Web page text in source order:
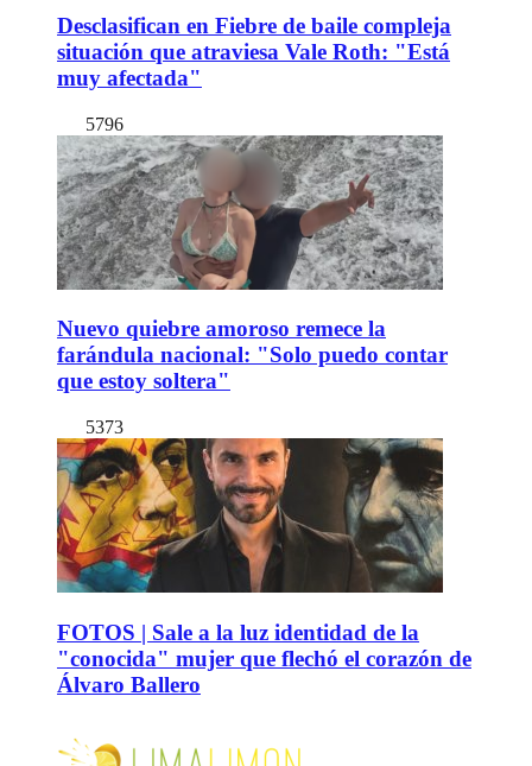
Desclasifican en Fiebre de baile compleja
situación que atraviesa Vale Roth: "Está
muy afectada"
5796
Nuevo quiebre amoroso remece la
farándula nacional: "Solo puedo contar
que estoy soltera"
5373
FOTOS | Sale a la luz identidad de la
"conocida" mujer que flechó el corazón de
Álvaro Ballero